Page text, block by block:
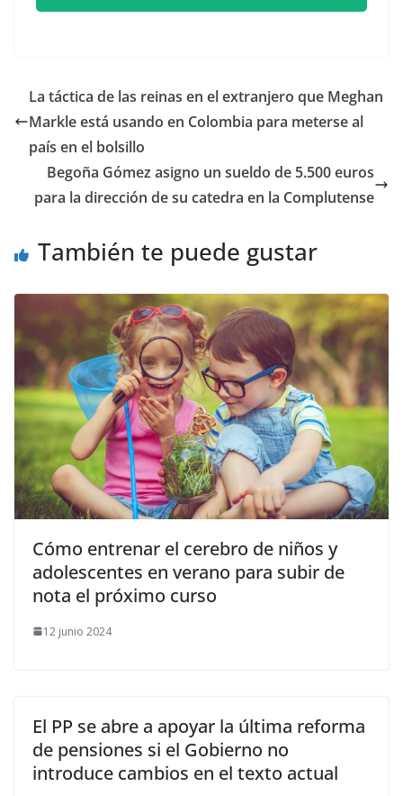
​La táctica de las reinas en el extranjero que Meghan
Markle está usando en Colombia para meterse al
país en el bolsillo
Begoña Gómez asigno un sueldo de 5.500 euros
para la dirección de su catedra en la Complutense
También te puede gustar
​Cómo entrenar el cerebro de niños y
adolescentes en verano para subir de
nota el próximo curso
12 junio 2024
El PP se abre a apoyar la última reforma
de pensiones si el Gobierno no
introduce cambios en el texto actual